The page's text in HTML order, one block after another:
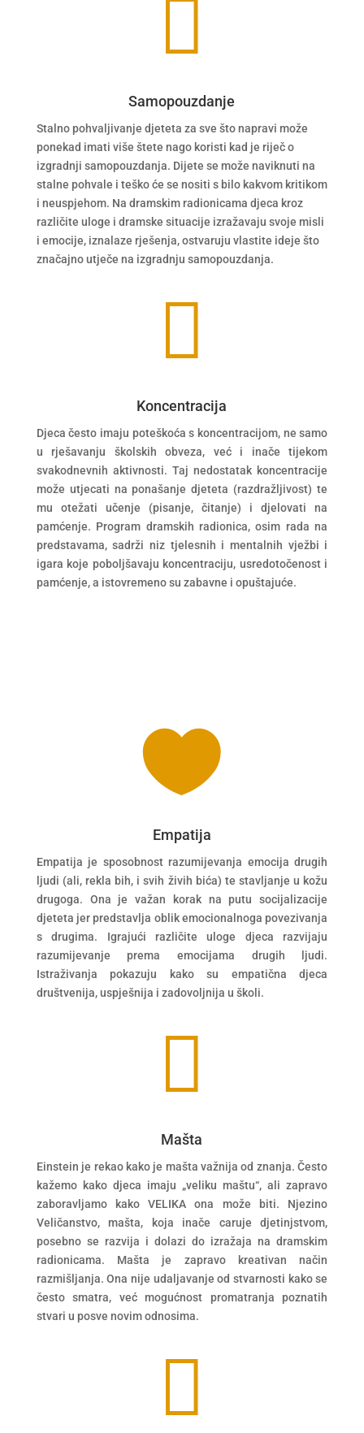

Samopouzdanje
Stalno pohvaljivanje djeteta za sve što napravi može
ponekad imati više štete nago koristi kad je riječ o
izgradnji samopouzdanja. Dijete se može naviknuti na
stalne pohvale i teško će se nositi s bilo kakvom kritikom
i neuspjehom. Na dramskim radionicama djeca kroz
različite uloge i dramske situacije izražavaju svoje misli
i emocije, iznalaze rješenja, ostvaruju vlastite ideje što
značajno utječe na izgradnju samopouzdanja.

Koncentracija
Djeca često imaju poteškoća s koncentracijom, ne samo
u rješavanju školskih obveza, već i inače tijekom
svakodnevnih aktivnosti. Taj nedostatak koncentracije
može utjecati na ponašanje djeteta (razdražljivost) te
mu otežati učenje (pisanje, čitanje) i djelovati na
pamćenje. Program dramskih radionica, osim rada na
predstavama, sadrži niz tjelesnih i mentalnih vježbi i
igara koje poboljšavaju koncentraciju, usredotočenost i
pamćenje, a istovremeno su zabavne i opuštajuće.

Empatija
Empatija je sposobnost razumijevanja emocija drugih
ljudi (ali, rekla bih, i svih živih bića) te stavljanje u kožu
drugoga. Ona je važan korak na putu socijalizacije
djeteta jer predstavlja oblik emocionalnoga povezivanja
s drugima. Igrajući različite uloge djeca razvijaju
razumijevanje prema emocijama drugih ljudi.
Istraživanja pokazuju kako su empatična djeca
društvenija, uspješnija i zadovoljnija u školi.

Mašta
Einstein je rekao kako je mašta važnija od znanja. Često
kažemo kako djeca imaju „veliku maštu“, ali zapravo
zaboravljamo kako VELIKA ona može biti. Njezino
Veličanstvo, mašta, koja inače caruje djetinjstvom,
posebno se razvija i dolazi do izražaja na dramskim
radionicama. Mašta je zapravo kreativan način
razmišljanja. Ona nije udaljavanje od stvarnosti kako se
često smatra, već mogućnost promatranja poznatih
stvari u posve novim odnosima.
